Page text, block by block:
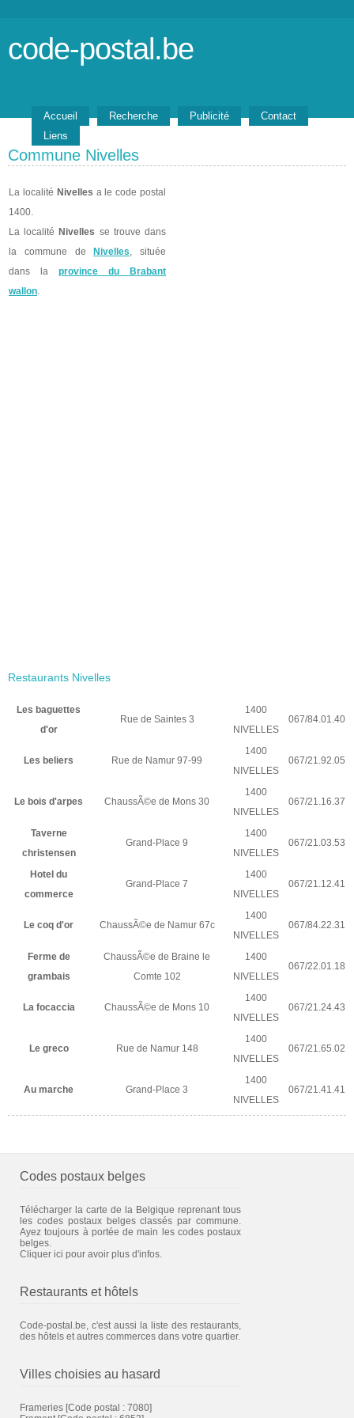
code-postal.be
Accueil Recherche Publicité
Contact
Liens
Commune Nivelles
La localité Nivelles a le code postal
1400.
La localité Nivelles se trouve dans
la commune de
Nivelles, située
dans la province du Brabant
wallon.
Restaurants Nivelles
Les baguettes
d'or
Rue de Saintes 3
1400
NIVELLES
067/84.01.40
Les beliers Rue de Namur 97-99
1400
NIVELLES
067/21.92.05
Le bois d'arpes ChaussÃ©e de Mons 30
1400
NIVELLES
067/21.16.37
Taverne
christensen
Grand-Place 9
1400
NIVELLES
067/21.03.53
Hotel du
commerce
Grand-Place 7
1400
NIVELLES
067/21.12.41
Le coq d'or ChaussÃ©e de Namur 67c
1400
NIVELLES
067/84.22.31
Ferme de
grambais
ChaussÃ©e de Braine le
Comte 102
1400
NIVELLES
067/22.01.18
La focaccia ChaussÃ©e de Mons 10
1400
NIVELLES
067/21.24.43
Le greco Rue de Namur 148
1400
NIVELLES
067/21.65.02
Au marche Grand-Place 3
1400
NIVELLES
067/21.41.41
Codes postaux belges
Télécharger la carte de la Belgique reprenant tous
les codes postaux belges classés par commune.
Ayez toujours à portée de main les codes postaux
belges.
Cliquer ici pour avoir plus d'infos.
Restaurants et hôtels
Code-postal.be, c'est aussi la liste des restaurants,
des hôtels et autres commerces dans votre quartier.
Villes choisies au hasard
Frameries [Code postal : 7080]